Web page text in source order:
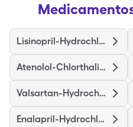
Lisinopril-Hydrochlorothiazide
Atenolol-Chlorthalidone
Valsartan-Hydrochlorothiazide
Enalapril-Hydrochlorothiazide